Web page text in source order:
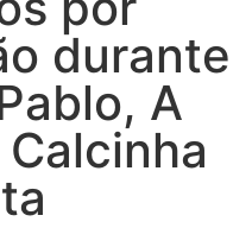
durante
A